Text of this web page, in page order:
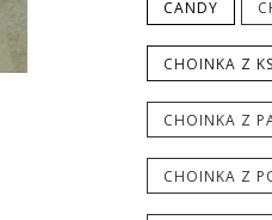
CANDY
CHOINKA Z
CHOINKA Z
CHOINKA Z